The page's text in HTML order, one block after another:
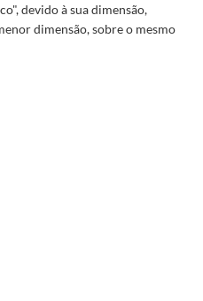
devido à sua dimensão,
dimensão, sobre o mesmo